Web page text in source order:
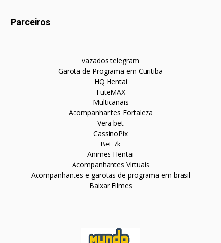
Parceiros
vazados telegram
Garota de Programa em Curitiba
HQ Hentai
FuteMAX
Multicanais
Acompanhantes Fortaleza
Vera bet
CassinoPix
Bet 7k
Animes Hentai
Acompanhantes Virtuais
Acompanhantes e garotas de programa em brasil
Baixar Filmes